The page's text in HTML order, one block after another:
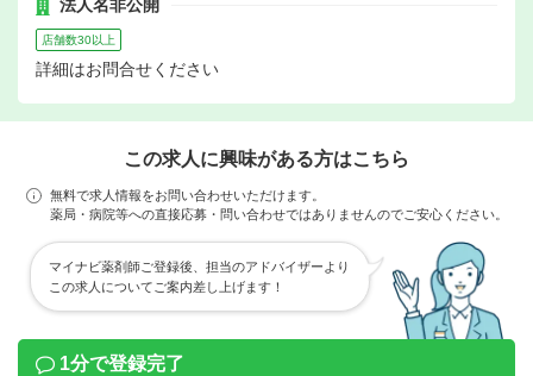
法人名非公開
店舗数30以上
詳細はお問合せください
この求人に興味がある方はこちら
無料で求人情報をお問い合わせいただけます。
薬局・病院等への直接応募・問い合わせではありませんのでご安心ください。
マイナビ薬剤師ご登録後、担当のアドバイザーより
この求人についてご案内差し上げます！
1分で登録完了